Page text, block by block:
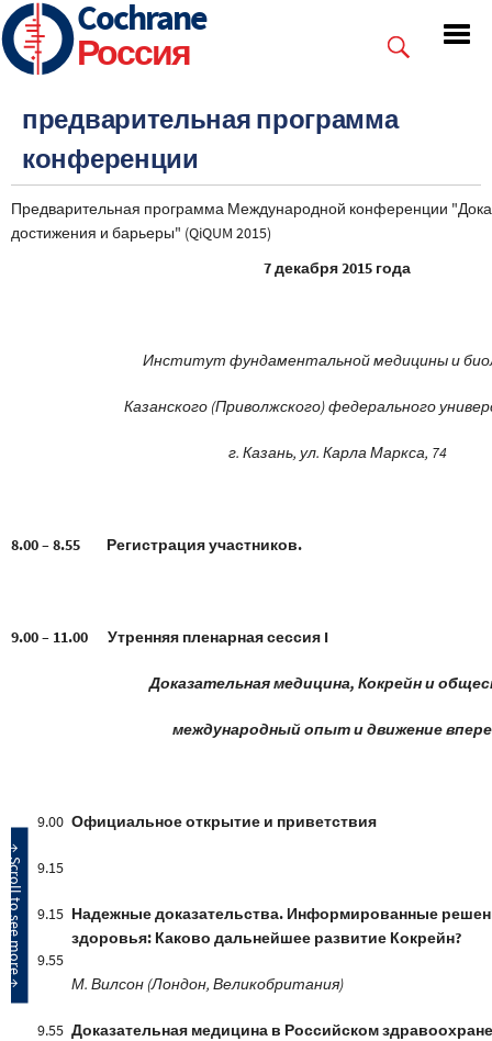
Skip
to
main
Cochrane
Россия
предварительная программа
конференции
Предварительная программа Международной конференции
достижения и барьеры" (QiQUM 2015)
7 декабря 2015 года
Институт фундаментальной медицины и
Казанского (Приволжского) федерального
г. Казань, ул. Карла Маркса, 74
8.00 – 8.55 Регистрация участников.
9.00 – 11.00 Утренняя пленарная сессия I
Доказательная медицина, Кокрейн и
международный опыт и движение
9.00
9.15
Официальное открытие и приветствия
9.15
9.55
Надежные доказательства. Информированные
здоровья: Каково дальнейшее развитие Кокрейн?
М. Вилсон (Лондон, Великобритания)
9.55 Доказательная медицина в Российском